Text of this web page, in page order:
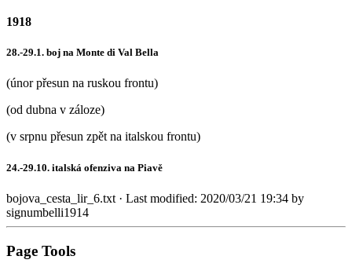
1918
28.-29.1. boj na Monte di Val Bella
(únor přesun na ruskou frontu)
(od dubna v záloze)
(v srpnu přesun zpět na italskou frontu)
24.-29.10. italská ofenziva na Piavě
bojova_cesta_lir_6.txt · Last modified: 2020/03/21 19:34 by
signumbelli1914
Page Tools